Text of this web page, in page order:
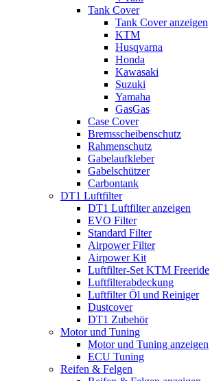
Tank Cover
Tank Cover anzeigen
KTM
Husqvarna
Honda
Kawasaki
Suzuki
Yamaha
GasGas
Case Cover
Bremsscheibenschutz
Rahmenschutz
Gabelaufkleber
Gabelschützer
Carbontank
DT1 Luftfilter
DT1 Luftfilter anzeigen
EVO Filter
Standard Filter
Airpower Filter
Airpower Kit
Luftfilter-Set KTM Freeride
Luftfilterabdeckung
Luftfilter Öl und Reiniger
Dustcover
DT1 Zubehör
Motor und Tuning
Motor und Tuning anzeigen
ECU Tuning
Reifen & Felgen